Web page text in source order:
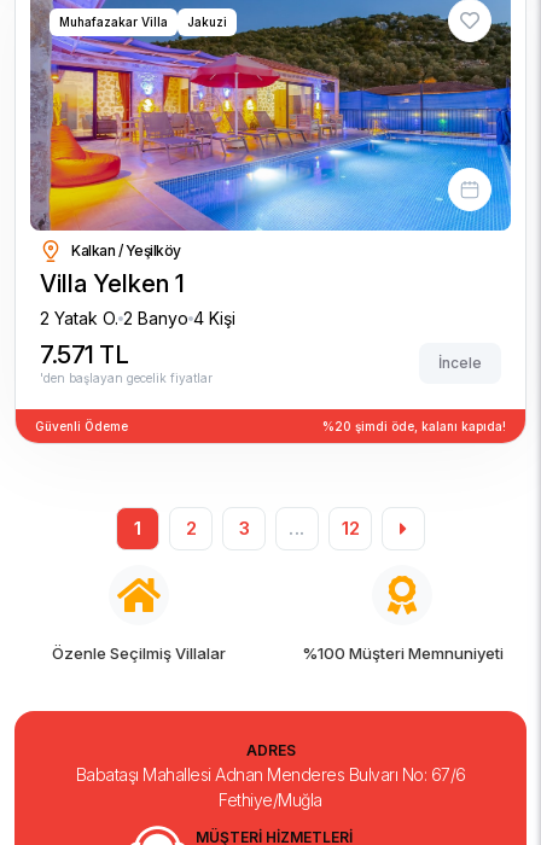
Muhafazakar Villa Jakuzi
Kalkan / Yeşilköy
Villa Yelken 1
2 Yatak O. 2 Banyo 4 Kişi
7.571 TL
'den başlayan gecelik fiyatlar
İncele
Güvenli Ödeme %20 şimdi öde, kalanı kapıda!
1 2 3 ... 12
%100 Müşteri Memnuniyeti 7/24 Tatil Desteği
MÜŞTERİ HİZMETLERİ
ADRES
Babataşı Mahallesi Adnan Menderes Bulvarı No: 67/6
Fethiye/Muğla